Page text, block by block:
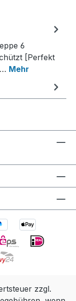
6
[Perfekt
Mehr
zzgl.